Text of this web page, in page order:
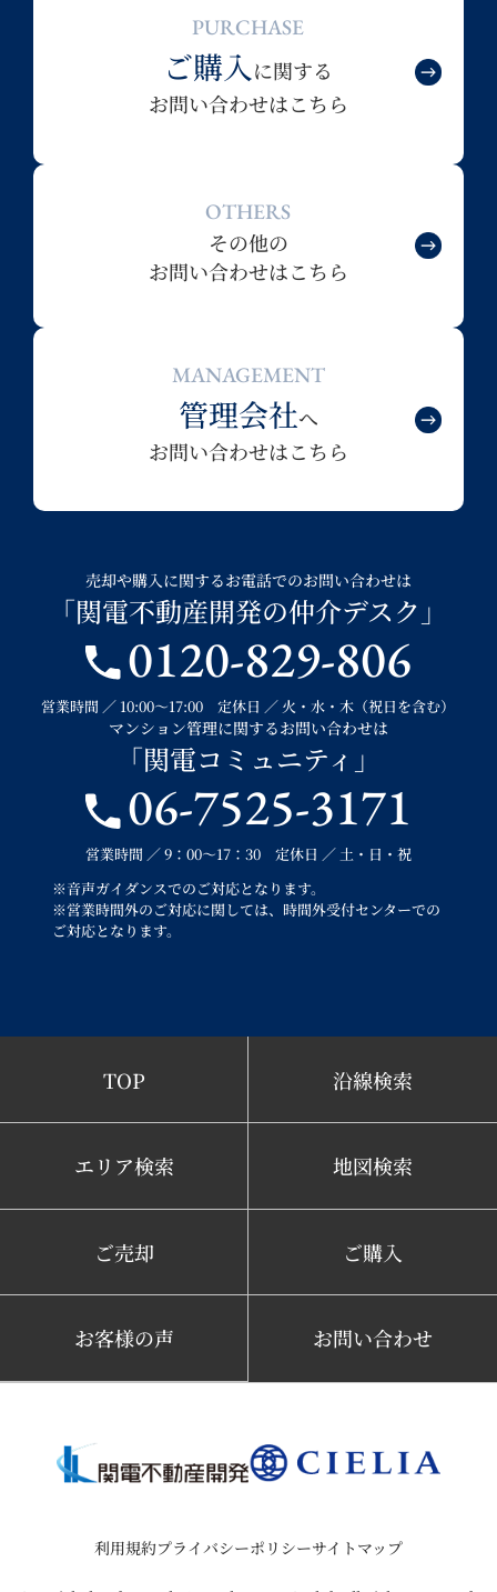
PURCHASE
ご購入に関する
お問い合わせはこちら
OTHERS
その他の
お問い合わせはこちら
MANAGEMENT
管理会社へ
お問い合わせはこちら
売却や購入に関するお電話でのお問い合わせは
「関電不動産開発の仲介デスク」
0120-829-806
営業時間 ／ 10:00～17:00 定休日 ／ 火・水・木（祝日を含む）
マンション管理に関するお問い合わせは
「関電コミュニティ」
06-7525-3171
営業時間 ／ 9：00～17：30 定休日 ／ 土・日・祝
※音声ガイダンスでのご対応となります。
※営業時間外のご対応に関しては、時間外受付センターでの
ご対応となります。
TOP 沿線検索
エリア検索 地図検索
ご売却 ご購入
お客様の声 お問い合わせ
利用規約プライバシーポリシーサイトマップ